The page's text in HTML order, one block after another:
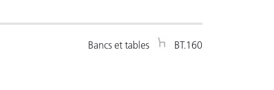
Bancs et tables BT.160